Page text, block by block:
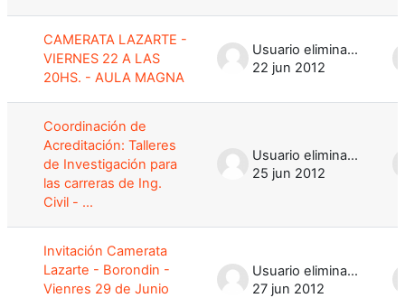
CAMERATA LAZARTE -
VIERNES 22 A LAS
20HS. - AULA MAGNA
Usuario eliminado
22 jun 2012
Coordinación de
Acreditación: Talleres
de Investigación para
las carreras de Ing.
Civil - ...
Usuario eliminado
25 jun 2012
Invitación Camerata
Lazarte - Borondin -
Vienres 29 de Junio
Usuario eliminado
27 jun 2012